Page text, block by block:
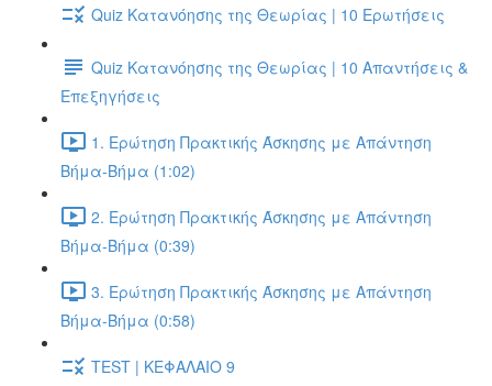
Quiz Κατανόησης της Θεωρίας | 10 Ερωτήσεις
Quiz Κατανόησης της Θεωρίας | 10 Απαντήσεις &
Επεξηγήσεις
1. Ερώτηση Πρακτικής Άσκησης με Απάντηση
Βήμα-Βήμα (1:02)
2. Ερώτηση Πρακτικής Άσκησης με Απάντηση
Βήμα-Βήμα (0:39)
3. Ερώτηση Πρακτικής Άσκησης με Απάντηση
Βήμα-Βήμα (0:58)
TEST | ΚΕΦΑΛΑΙΟ 9